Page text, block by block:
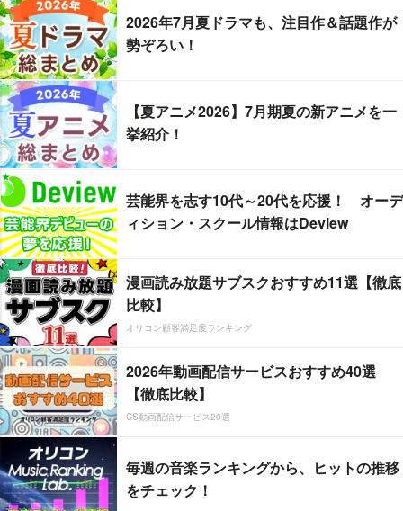
2026年7月夏ドラマも、注目作＆話題作が
勢ぞろい！
【夏アニメ2026】7月期夏の新アニメを一
挙紹介！
芸能界を志す10代～20代を応援！ オーデ
ィション・スクール情報はDeview
漫画読み放題サブスクおすすめ11選【徹底
比較】
オリコン顧客満足度ランキング
2026年動画配信サービスおすすめ40選
【徹底比較】
CS動画配信サービス20選
毎週の音楽ランキングから、ヒットの推移
をチェック！